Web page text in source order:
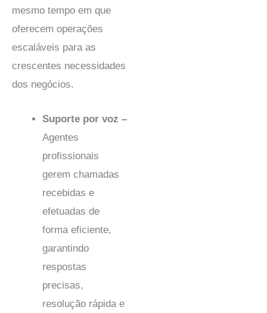
mesmo tempo em que
oferecem operações
escaláveis para as
crescentes necessidades
dos negócios.
Suporte por voz –
Agentes
profissionais
gerem chamadas
recebidas e
efetuadas de
forma eficiente,
garantindo
respostas
precisas,
resolução rápida e